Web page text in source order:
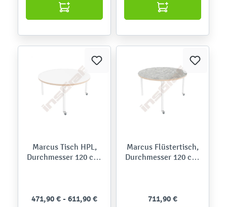
Marcus Tisch HPL,
Durchmesser 120 cm,
471,90 € - 611,90 €
Marcus Flüstertisch,
Durchmesser 120 cm,
711,90 €